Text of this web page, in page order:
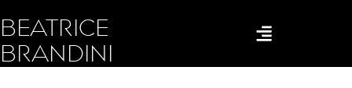
BEATRICE
BRANDINI